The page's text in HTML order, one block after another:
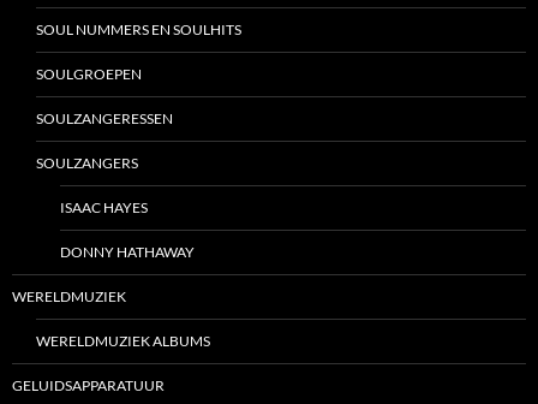
SOUL NUMMERS EN SOULHITS
SOULGROEPEN
SOULZANGERESSEN
SOULZANGERS
ISAAC HAYES
DONNY HATHAWAY
WERELDMUZIEK
WERELDMUZIEK ALBUMS
GELUIDSAPPARATUUR